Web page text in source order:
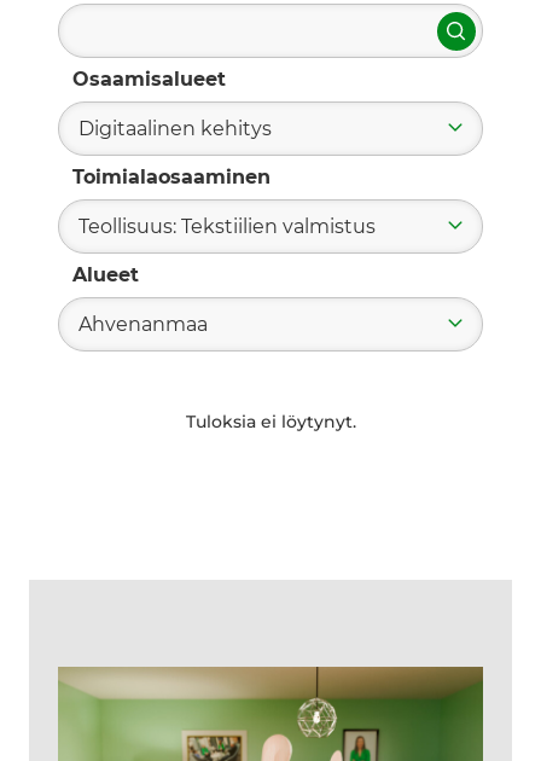
Hae
Osaamisalueet
Digitaalinen kehitys
Toimialaosaaminen
Teollisuus: Tekstiilien valmistus
Alueet
Ahvenanmaa
Tuloksia ei löytynyt.